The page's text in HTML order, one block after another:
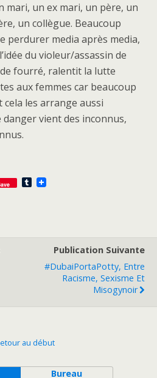
mari, un ex mari, un père, un
un collègue. Beaucoup
perdurer media après media,
du violeur/assassin de
fourré, ralentit la lutte
aux femmes car beaucoup
les arrange aussi
vient des inconnus,
T
Publication Suivante
#DubaiPortaPotty, Entre
Racisme, Sexisme Et
Misogynoir
au début
Bureau